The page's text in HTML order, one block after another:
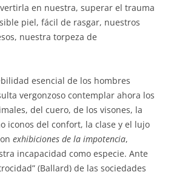
en nuestra, superar el trauma
piel, fácil de rasgar, nuestros
nuestra torpeza de
esencial de los hombres
vergonzoso contemplar ahora los
del cuero, de los visones, la
iconos del confort, la clase y el lujo
exhibiciones de la impotencia,
incapacidad como especie. Ante
(Ballard) de las sociedades